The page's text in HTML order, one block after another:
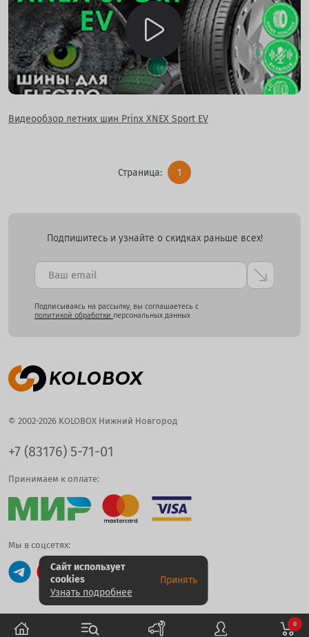
Видеообзор летних шин Prinx XNEX Sport EV
Страница: 1
Подпишитесь и узнайте о скидках раньше всех!
Подписываясь на рассылку, вы соглашаетесь с
политикой обработки персональных данных
© 2002-2026 KOLOBOX Нижний Новгород
+7 (83176) 5-71-01
Принимаем к оплате:
Мы в соцсетях:
0
Сайт использует
cookies
Узнать подробнее
Принять